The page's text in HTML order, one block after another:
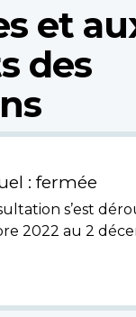
et
des
: fermée
s’est
2022 au 2